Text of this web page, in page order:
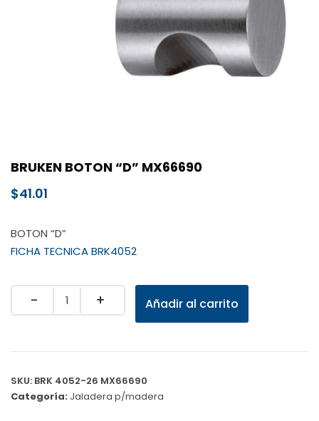
BRUKEN BOTON “D” MX66690
$41.01
BOTON “D”
FICHA TECNICA BRK4052
Quantity Añadir al carrito
SKU: BRK 4052-26 MX66690
Categoría: Jaladera p/madera